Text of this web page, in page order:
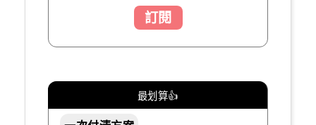
訂閱
最划算👍